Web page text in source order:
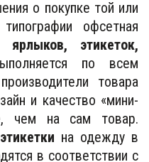
о покупке той или
офсетная
ярлыков, этикеток,
по всем
товара
и качество «мини-
чем на сам товар.
на одежду в
в соответствии с